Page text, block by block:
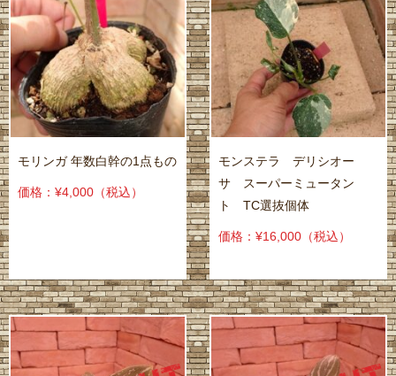
モリンガ 年数白幹の1点もの
価格：¥4,000 （税込）
モンステラ デリシオー
サ スーパーミュータン
ト TC選抜個体
価格：¥16,000 （税込）